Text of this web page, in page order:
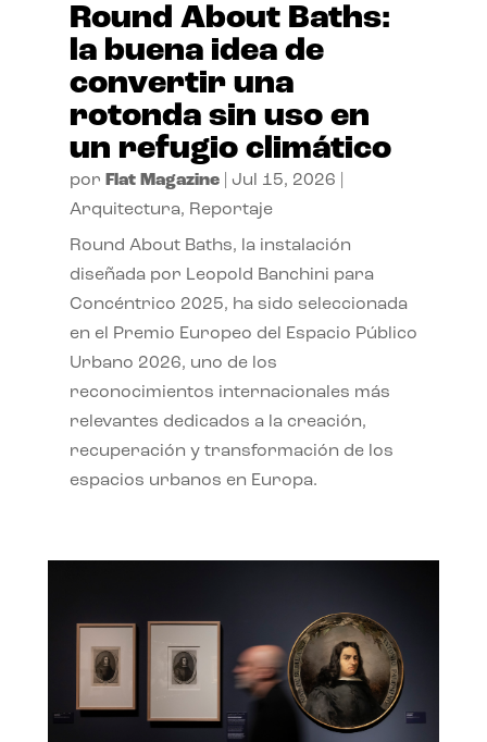
Round About Baths:
la buena idea de
convertir una
rotonda sin uso en
un refugio climático
por Flat Magazine| Jul 15, 2026
Arquitectura, Reportaje
Round About Baths, la instalación
diseñada por Leopold Banchini para
Concéntrico 2025, ha sido seleccionada
en el Premio Europeo del Espacio Público
Urbano 2026, uno de los
reconocimientos internacionales más
relevantes dedicados a la creación,
recuperación y transformación de los
espacios urbanos en Europa.